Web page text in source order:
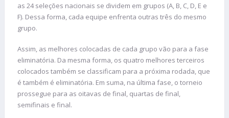
as 24 seleções nacionais se dividem em grupos (A, B, C, D, E e
F). Dessa forma, cada equipe enfrenta outras três do mesmo
grupo.
Assim, as melhores colocadas de cada grupo vão para a fase
eliminatória. Da mesma forma, os quatro melhores terceiros
colocados também se classificam para a próxima rodada, que
é também é eliminatória. Em suma, na última fase, o torneio
prossegue para as oitavas de final, quartas de final,
semifinais e final.